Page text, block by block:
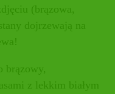
(brązowa,
dojrzewają na
brązowy,
z lekkim białym